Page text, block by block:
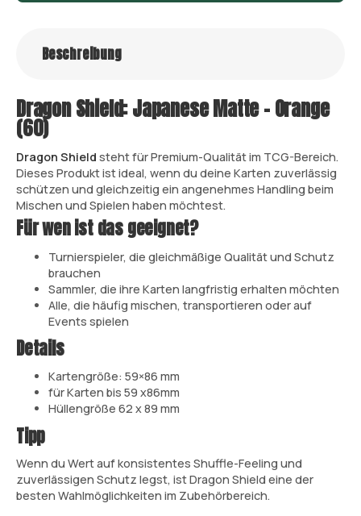
Beschreibung
Dragon Shield: Japanese Matte – Orange
(60)
Dragon Shield steht für Premium-Qualität im TCG-Bereich.
Dieses Produkt ist ideal, wenn du deine Karten zuverlässig
schützen und gleichzeitig ein angenehmes Handling beim
Mischen und Spielen haben möchtest.
Für wen ist das geeignet?
Turnierspieler, die gleichmäßige Qualität und Schutz
brauchen
Sammler, die ihre Karten langfristig erhalten möchten
Alle, die häufig mischen, transportieren oder auf
Events spielen
Details
Kartengröße: 59×86 mm
für Karten bis 59 x86mm
Hüllengröße 62 x 89 mm
Tipp
Wenn du Wert auf konsistentes Shuffle-Feeling und
zuverlässigen Schutz legst, ist Dragon Shield eine der
besten Wahlmöglichkeiten im Zubehörbereich.